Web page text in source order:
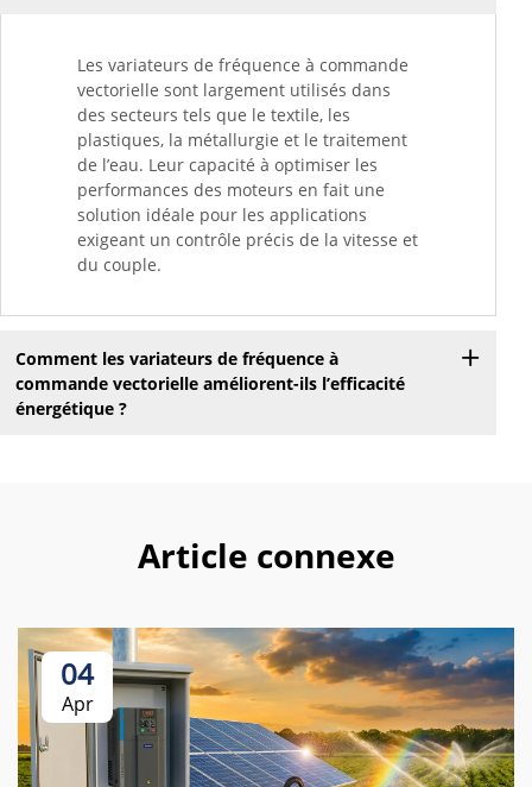
Les variateurs de fréquence à commande
vectorielle sont largement utilisés dans
des secteurs tels que le textile, les
plastiques, la métallurgie et le traitement
de l’eau. Leur capacité à optimiser les
performances des moteurs en fait une
solution idéale pour les applications
exigeant un contrôle précis de la vitesse et
du couple.
Comment les variateurs de fréquence à
commande vectorielle améliorent-ils l’efficacité
énergétique ?
Article connexe
04
Apr